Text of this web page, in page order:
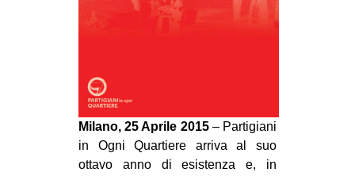
REPRESSIONE
CINEMA
MANIFESTI
Milano, 25 Aprile 2015– Partigiani
in Ogni Quartiere arriva al suo
ottavo anno di esistenza e, in